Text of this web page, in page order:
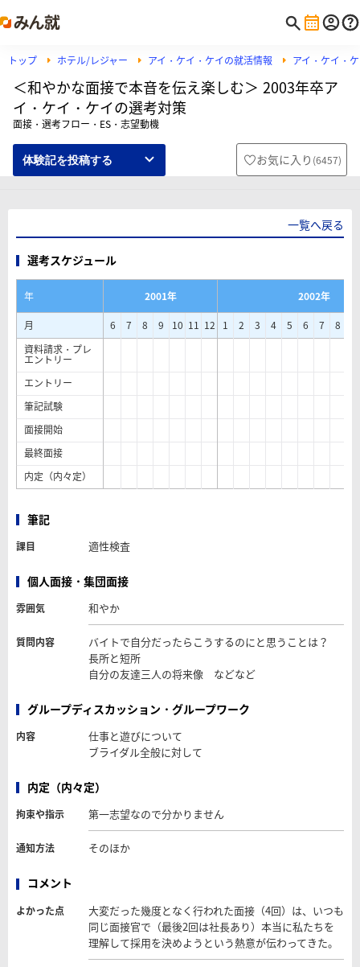
トップ ホテル/レジャー アイ・ケイ・ケイの就活情報 アイ・ケイ・
＜和やかな面接で本音を伝え楽しむ＞ 2003年卒ア
イ・ケイ・ケイの選考対策
面接・選考フロー・ES・志望動機
体験記を投稿する お気に入り (6457)
一覧へ戻る
選考スケジュール
年 2001年
2002年
月
6 7 8 9 10 11 12 1 2 3 4 5 6 7 8
資料請求・プレ
エントリー
エントリー
筆記試験
面接開始
最終面接
内定（内々定）
筆記
課目 適性検査
個人面接・集団面接
雰囲気 和やか
質問内容
バイトで自分だったらこうするのにと思うことは？
長所と短所
自分の友達三人の将来像 などなど
グループディスカッション・グループワーク
内容
仕事と遊びについて
ブライダル全般に対して
内定（内々定）
拘束や指示 第一志望なので分かりません
通知方法 そのほか
コメント
よかった点
大変だった幾度となく行われた面接（4回）は、いつも
同じ面接官で（最後2回は社長あり）本当に私たちを
理解して採用を決めようという熱意が伝わってきた。